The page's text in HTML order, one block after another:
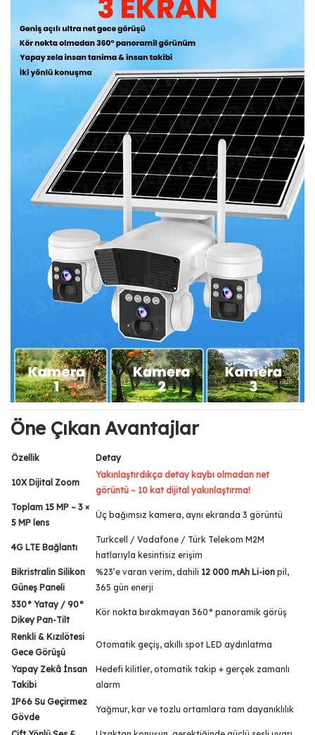
Öne Çıkan Avantajlar
Özellik Detay
10X Dijital Zoom
Yakınlaştırdıkça detay kaybı olmadan net
görüntü – 10 kat dijital yakınlaştırma!
Toplam 15 MP – 3 ×
5 MP lens
Üç bağımsız kamera, aynı ekranda 3 görüntü
4G LTE Bağlantı
Turkcell / Vodafone / Türk Telekom M2M
hatlarıyla kesintisiz erişim
Bikristralin Silikon
Güneş Paneli
%23’e varan verim, dahili 12 000 mAh Li-ion pil,
365 gün enerji
330° Yatay / 90°
Dikey Pan-Tilt
Kör nokta bırakmayan 360° panoramik görüş
Renkli & Kızılötesi
Gece Görüşü
Otomatik geçiş, akıllı spot LED aydınlatma
Yapay Zekâ İnsan
Takibi
Hedefi kilitler, otomatik takip + gerçek zamanlı
alarm
IP66 Su Geçirmez
Gövde
Yağmur, kar ve tozlu ortamlara tam dayanıklılık